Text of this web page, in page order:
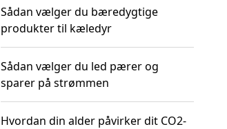
Sådan vælger du bæredygtige
produkter til kæledyr
Sådan vælger du led pærer og
sparer på strømmen
Hvordan din alder påvirker dit CO2-